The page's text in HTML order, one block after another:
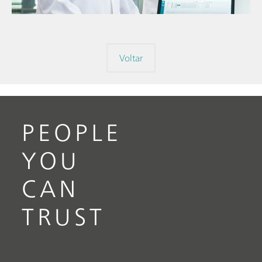
Voltar
PEOPLE
YOU
CAN
TRUST